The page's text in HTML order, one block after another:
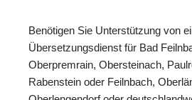
Benötigen Sie Unterstützung von
Übersetzungsdienst für Bad
Oberpremrain, Obersteinach,
Rabenstein oder Feilnbach,